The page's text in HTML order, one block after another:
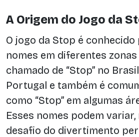
A Origem do Jogo da
O jogo da Stop é
nomes em diferentes zonas
chamado de “Stop” no
Portugal e também é
como “Stop” em algumas
Esses nomes podem variar,
desafio do divertimento